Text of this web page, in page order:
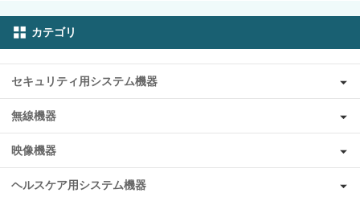
カテゴリ
セキュリティ用システム機器
無線機器
映像機器
ヘルスケア用システム機器